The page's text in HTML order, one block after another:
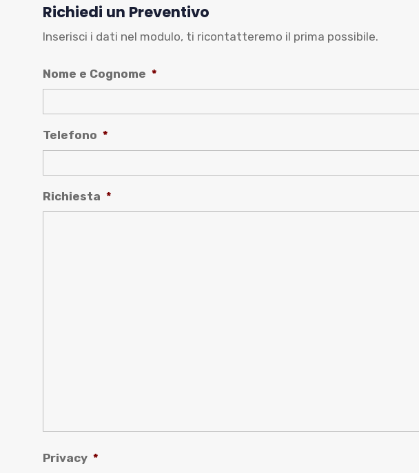
Richiedi un Preventivo
Inserisci i dati nel modulo, ti ricontatteremo il prima possibile.
Nome e Cognome *
Telefono *
Richiesta *
Privacy *